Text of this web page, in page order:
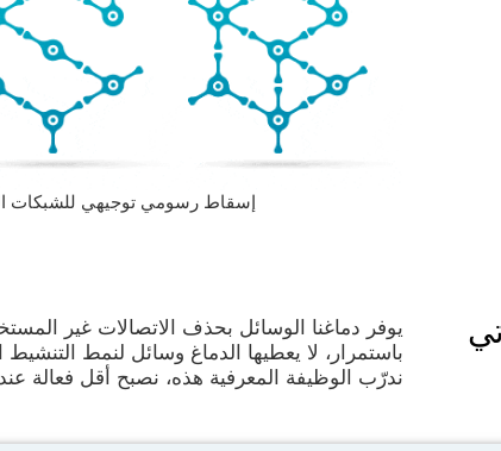
إسقاط رسومي توجيهي للشبكات العصبية
يوفر دماغنا الوسائل بحذف الاتصالات غير
باستمرار، لا يعطيها الدماغ وسائل لنمط
ندرّب الوظيفة المعرفية هذه، نصبح أقل فعالة